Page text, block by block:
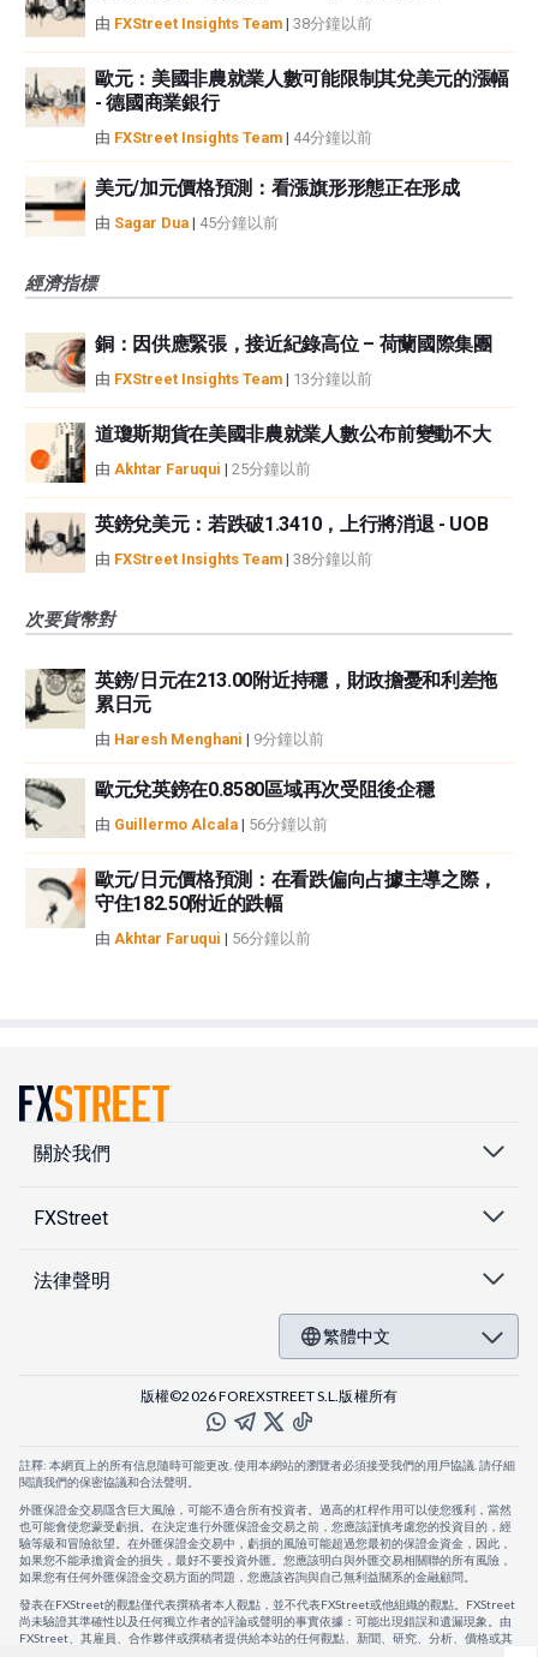
由 FXStreet Insights Team | 38分鐘以前
歐元：美國非農就業人數可能限制其兌美元的漲幅
- 德國商業銀行
由 FXStreet Insights Team | 44分鐘以前
美元/加元價格預測：看漲旗形形態正在形成
由 Sagar Dua | 45分鐘以前
經濟指標
銅：因供應緊張，接近紀錄高位 – 荷蘭國際集團
由 FXStreet Insights Team | 13分鐘以前
道瓊斯期貨在美國非農就業人數公布前變動不大
由 Akhtar Faruqui | 25分鐘以前
英鎊兌美元：若跌破1.3410，上行將消退 - UOB
由 FXStreet Insights Team | 38分鐘以前
次要貨幣對
英鎊/日元在213.00附近持穩，財政擔憂和利差拖
累日元
由 Haresh Menghani | 9分鐘以前
歐元兌英鎊在0.8580區域再次受阻後企穩
由 Guillermo Alcala | 56分鐘以前
歐元/日元價格預測：在看跌偏向占據主導之際，
守住182.50附近的跌幅
由 Akhtar Faruqui | 56分鐘以前
關於我們
FXStreet
法律聲明
繁體中文
版權©2026 FOREXSTREET S.L.版權所有
註釋: 本網頁上的所有信息隨時可能更改. 使用本網站的瀏覽者必須接受我們的用戶協議. 請仔細
閱讀我們的保密協議和合法聲明。
外匯保證金交易隱含巨大風險，可能不適合所有投資者。過高的杠桿作用可以使您獲利，當然
也可能會使您蒙受虧損。在決定進行外匯保證金交易之前，您應該謹慎考慮您的投資目的，經
驗等級和冒險欲望。在外匯保證金交易中，虧損的風險可能超過您最初的保證金資金，因此，
如果您不能承擔資金的損失，最好不要投資外匯。您應該明白與外匯交易相關聯的所有風險，
如果您有任何外匯保證金交易方面的問題，您應該咨詢與自己無利益關系的金融顧問。
發表在FXStreet的觀點僅代表撰稿者本人觀點，並不代表FXStreet或他組織的觀點。FXStreet
尚未驗證其準確性以及任何獨立作者的評論或聲明的事實依據：可能出現錯誤和遺漏現象。由
FXStreet、其雇員、合作夥伴或撰稿者提供給本站的任何觀點、新聞、研究、分析、價格或其